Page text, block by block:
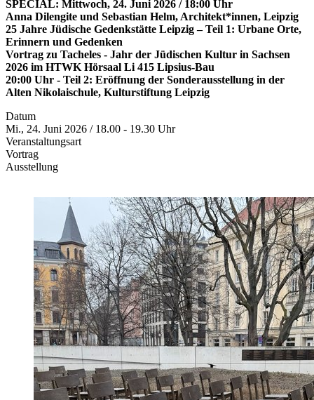
SPECIAL: Mittwoch, 24. Juni 2026 / 18:00 Uhr
Anna Dilengite und Sebastian Helm, Architekt*innen, Leipzig
25 Jahre Jüdische Gedenkstätte Leipzig – Teil 1: Urbane Orte,
Erinnern und Gedenken
Vortrag zu Tacheles - Jahr der Jüdischen Kultur in Sachsen
2026 im HTWK Hörsaal Li 415 Lipsius-Bau
20:00 Uhr - Teil 2: Eröffnung der Sonderausstellung in der
Alten Nikolaischule, Kulturstiftung Leipzig
Datum
Mi., 24. Juni 2026 / 18.00 - 19.30 Uhr
Veranstaltungsart
Vortrag
Ausstellung